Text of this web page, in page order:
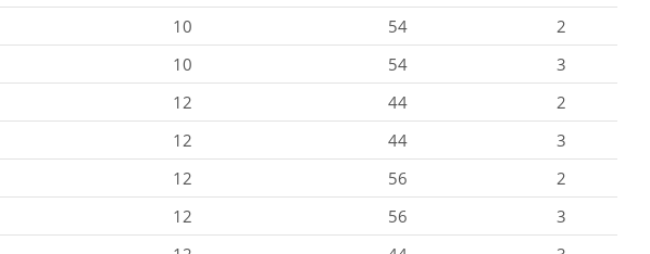
10 54
2
10 54
3
12 44
2
12 44
3
12 56
2
12 56
3